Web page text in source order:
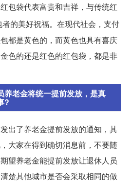
包袋代表富贵和吉祥，与传统红
的美好祝福。在现代社会，支付
都是黄色的，而黄色也具有喜庆
色的还是红色的红包袋，都是非
养老金将统一提前发放，是真
?
出了养老金提前发放的通知，其
大家在得到确切消息前，不要随
望养老金能提前发放让退休人员
楚其他城市是否会采取相同的做